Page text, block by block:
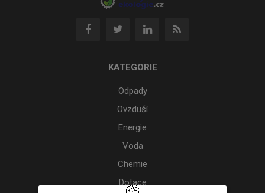
KATEGORIE
Odpady
Ovzduší
Energie
Voda
Chemie
Dotace